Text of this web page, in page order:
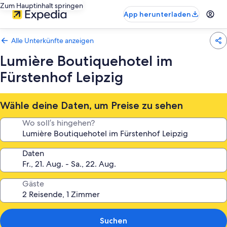
Zum Hauptinhalt springen
App herunterladen
Alle Unterkünfte anzeigen
Lumière Boutiquehotel im
Fürstenhof Leipzig
Wähle deine Daten, um Preise zu sehen
Wo soll’s hingehen?
Daten
Gäste
Suchen